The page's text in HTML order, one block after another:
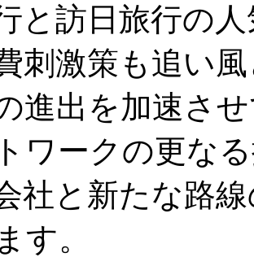
と訪日旅行の
刺激策も追い
進出を加速さ
ワークの更な
社と新たな路
す。